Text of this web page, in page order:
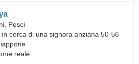
Pesci
in cerca di una signora anziana 50-56
reale